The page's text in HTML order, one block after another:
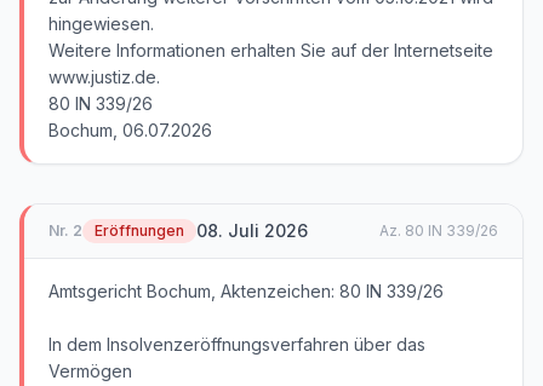
hingewiesen.
Weitere Informationen erhalten Sie auf der Internetseite
www.justiz.de.
80 IN 339/26
Bochum, 06.07.2026
Nr. 2 Eröffnungen 08. Juli 2026 Az. 80 IN 339/26
Amtsgericht Bochum, Aktenzeichen: 80 IN 339/26
In dem Insolvenzeröffnungsverfahren über das
Vermögen